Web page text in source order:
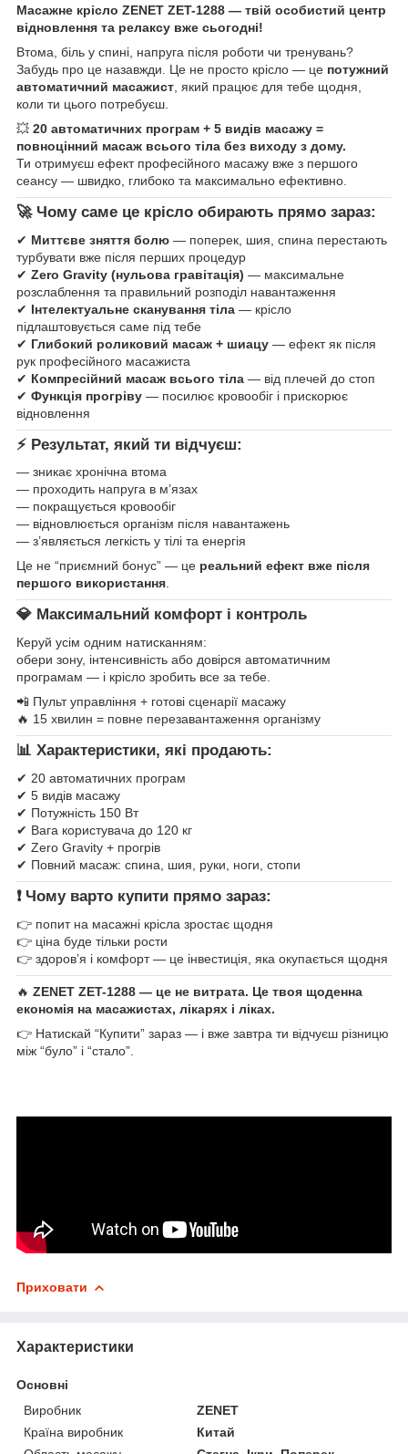
Масажне крісло ZENET ZET-1288 — твій особистий центр
відновлення та релаксу вже сьогодні!
Втома, біль у спині, напруга після роботи чи тренувань?
Забудь про це назавжди. Це не просто крісло — це потужний
автоматичний масажист , який працює для тебе щодня,
коли ти цього потребуєш.
💥 20 автоматичних програм + 5 видів масажу =
повноцінний масаж всього тіла без виходу з дому.
Ти отримуєш ефект професійного масажу вже з першого
сеансу — швидко, глибоко та максимально ефективно.
🚀 Чому саме це крісло обирають прямо зараз:
✔ Миттєве зняття болю — поперек, шия, спина перестають
турбувати вже після перших процедур
✔ Zero Gravity (нульова гравітація) — максимальне
розслаблення та правильний розподіл навантаження
✔ Інтелектуальне сканування тіла — крісло
підлаштовується саме під тебе
✔ Глибокий роликовий масаж + шиацу — ефект як після
рук професійного масажиста
✔ Компресійний масаж всього тіла — від плечей до стоп
✔ Функція прогріву — посилює кровообіг і прискорює
відновлення
⚡ Результат, який ти відчуєш:
— зникає хронічна втома
— проходить напруга в м’язах
— покращується кровообіг
— відновлюється організм після навантажень
— з’являється легкість у тілі та енергія
Це не “приємний бонус” — це реальний ефект вже після
першого використання.
💎 Максимальний комфорт і контроль
Керуй усім одним натисканням:
обери зону, інтенсивність або довірся автоматичним
програмам — і крісло зробить все за тебе.
📲 Пульт управління + готові сценарії масажу
🔥 15 хвилин = повне перезавантаження організму
📊 Характеристики, які продають:
✔ 20 автоматичних програм
✔ 5 видів масажу
✔ Потужність 150 Вт
✔ Вага користувача до 120 кг
✔ Zero Gravity + прогрів
✔ Повний масаж: спина, шия, руки, ноги, стопи
❗ Чому варто купити прямо зараз:
👉 попит на масажні крісла зростає щодня
👉 ціна буде тільки рости
👉 здоров’я і комфорт — це інвестиція, яка окупається щодня
🔥 ZENET ZET-1288 — це не витрата. Це твоя щоденна
економія на масажистах, лікарях і ліках.
👉 Натискай “Купити” зараз — і вже завтра ти відчуєш різницю
між “було” і “стало”.
Приховати
Характеристики
Основні
Виробник
ZENET
Країна виробник
Китай